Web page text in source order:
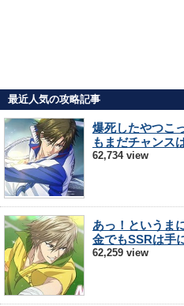
最近人気の攻略記事
爆死したやつこ
もまだチャンス
62,734 view
あっ！というま
金でもSSRは手
62,259 view